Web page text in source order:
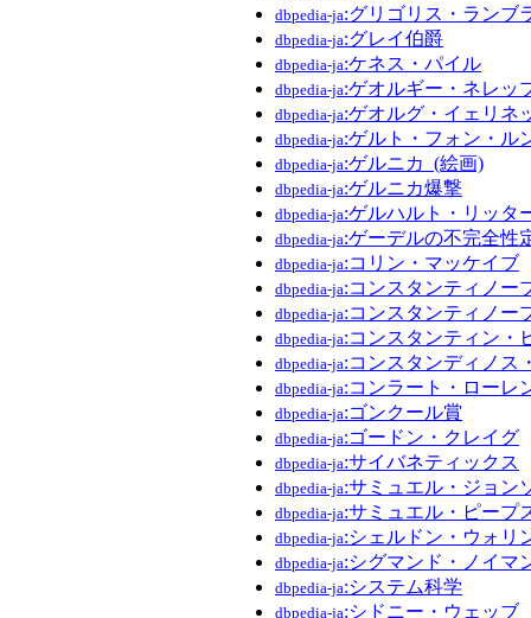
dbpedia-ja:グリゴリス・ランブ
dbpedia-ja:グレイ伯爵
dbpedia-ja:ケネス・パイル
dbpedia-ja:ゲオルギー・ネレッ
dbpedia-ja:ゲオルグ・イェリネ
dbpedia-ja:ゲルト・フォン・ル
dbpedia-ja:ゲルニカ_(絵画)
dbpedia-ja:ゲルニカ爆撃
dbpedia-ja:ゲルハルト・リッタ
dbpedia-ja:ゲーデルの不完全性
dbpedia-ja:コリン・マッケイブ
dbpedia-ja:コンスタンティノー
dbpedia-ja:コンスタンティノー
dbpedia-ja:コンスタンティン・
dbpedia-ja:コンスタンディノス
dbpedia-ja:コンラート・ローレ
dbpedia-ja:ゴンクール賞
dbpedia-ja:ゴードン・クレイグ
dbpedia-ja:サイバネティックス
dbpedia-ja:サミュエル・ジョン
dbpedia-ja:サミュエル・ピープ
dbpedia-ja:シェルドン・ウォリ
dbpedia-ja:シグマンド・ノイマ
dbpedia-ja:システム科学
dbpedia-ja:シドニー・ウェッブ